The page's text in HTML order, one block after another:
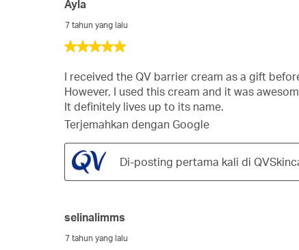
5
5
bintang.
Ayla
7 tahun yang lalu
I received the QV barrier cream as a gift
However, I used this cream and it was
It definitely lives up to its name.
Terjemahkan dengan Google
Di-posting pertama kali di
selinalimms
7 tahun yang lalu